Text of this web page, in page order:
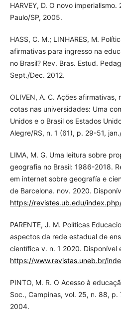
HARVEY, D. O novo
Paulo/SP, 2005.
HASS, C. M.; LINHARES, M.
afirmativas para ingresso na
no Brasil? Rev. Bras. Estud.
Sept./Dec. 2012.
OLIVEN, A. C. Ações
cotas nas universidades: Uma
Unidos e o Brasil os Estados
Alegre/RS, n. 1 (61), p. 29-51,
LIMA, M. G. Uma leitura sobre
geografia no Brasil: 1986-2018.
em internet sobre geografía e
de Barcelona. nov. 2020.
https://revistes.ub.edu/
PARENTE, J. M. Políticas
aspectos da rede estadual de
científica v. n. 1 2020. Disponível
https://www.revistas.uneb.br/
PINTO, M. R. O Acesso à
Soc., Campinas, vol. 25, n. 88,
2004.